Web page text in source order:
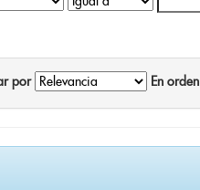
por En orden